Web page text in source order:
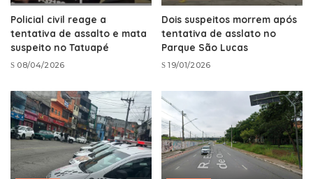
Policial civil reage a
tentativa de assalto e mata
suspeito no Tatuapé
08/04/2026
Dois suspeitos morrem após
tentativa de asslato no
Parque São Lucas
19/01/2026